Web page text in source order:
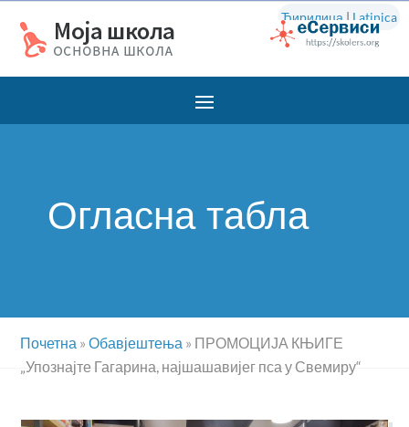
Ћирилица | Latinica
Огласна табла
Почетна »Обавјештења » ПРОМОЦИЈА КЊИГЕ
„Упознајте Гагарина, најшашавијег пса у Свемиру“